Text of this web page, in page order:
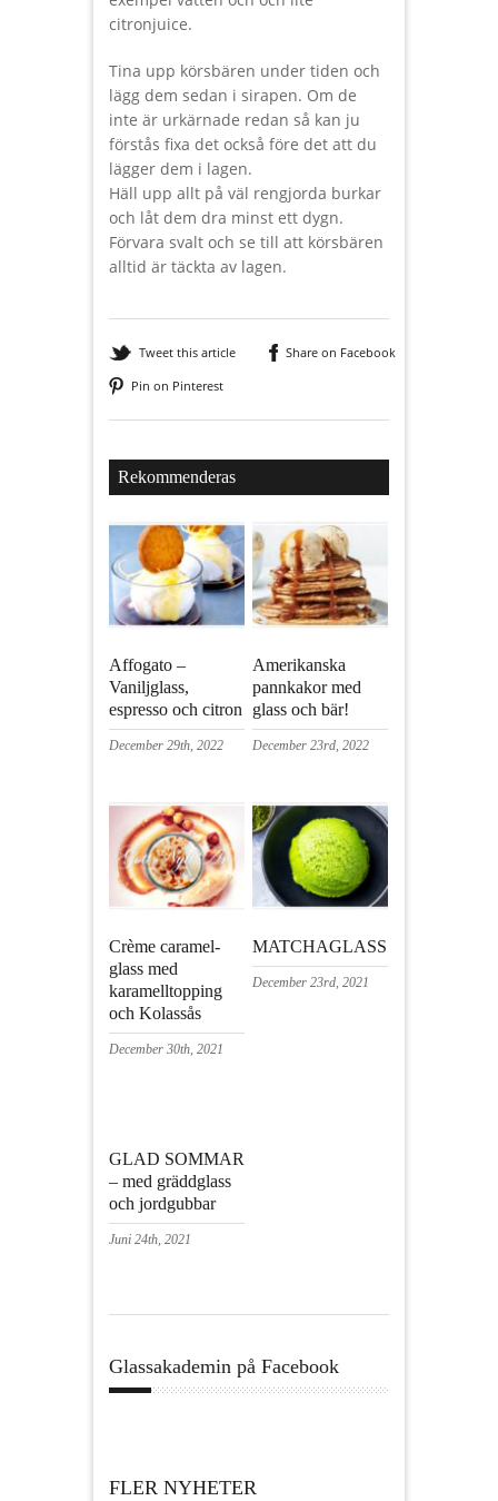
citronjuice.
Tina upp körsbären under tiden och
lägg dem sedan i sirapen. Om de
inte är urkärnade redan så kan ju
förstås fixa det också före det att du
lägger dem i lagen.
Häll upp allt på väl rengjorda burkar
och låt dem dra minst ett dygn.
Förvara svalt och se till att körsbären
alltid är täckta av lagen.
Tweet this article
Share on Facebook
Pin on Pinterest
Rekommenderas
Affogato –
Vaniljglass,
espresso och citron
December 29th, 2022
Amerikanska
pannkakor med
glass och bär!
December 23rd, 2022
Crème caramel-
glass med
karamelltopping
och Kolassås
December 30th, 2021
MATCHAGLASS
December 23rd, 2021
GLAD SOMMAR
– med gräddglass
och jordgubbar
Juni 24th, 2021
Glassakademin på Facebook
FLER NYHETER